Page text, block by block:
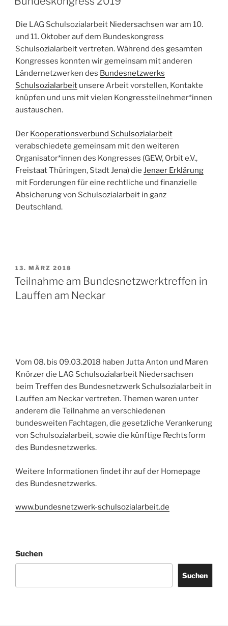
Die LAG Schulsozialarbeit Niedersachsen war am 10.
und 11. Oktober auf dem Bundeskongress
Schulsozialarbeit vertreten. Während des gesamten
Kongresses konnten wir gemeinsam mit anderen
Ländernetzwerken des Bundesnetzwerks
Schulsozialarbeit unsere Arbeit vorstellen, Kontakte
knüpfen und uns mit vielen Kongressteilnehmer*innen
austauschen.
Der Kooperationsverbund Schulsozialarbeit
verabschiedete gemeinsam mit den weiteren
Organisator*innen des Kongresses (GEW, Orbit e.V.,
Freistaat Thüringen, Stadt Jena) die Jenaer Erklärung
mit Forderungen für eine rechtliche und finanzielle
Absicherung von Schulsozialarbeit in ganz
Deutschland.
VERÖFFENTLICHT
AM
13. MÄRZ 2018
Teilnahme am Bundesnetzwerktreffen in
Lauffen am Neckar
Vom 08. bis 09.03.2018 haben Jutta Anton und Maren
Knörzer die LAG Schulsozialarbeit Niedersachsen
beim Treffen des Bundesnetzwerk Schulsozialarbeit in
Lauffen am Neckar vertreten. Themen waren unter
anderem die Teilnahme an verschiedenen
bundesweiten Fachtagen, die gesetzliche Verankerung
von Schulsozialarbeit, sowie die künftige Rechtsform
des Bundesnetzwerks.
Weitere Informationen findet ihr auf der Homepage
des Bundesnetzwerks.
www.bundesnetzwerk-schulsozialarbeit.de
Suchen
Suchen